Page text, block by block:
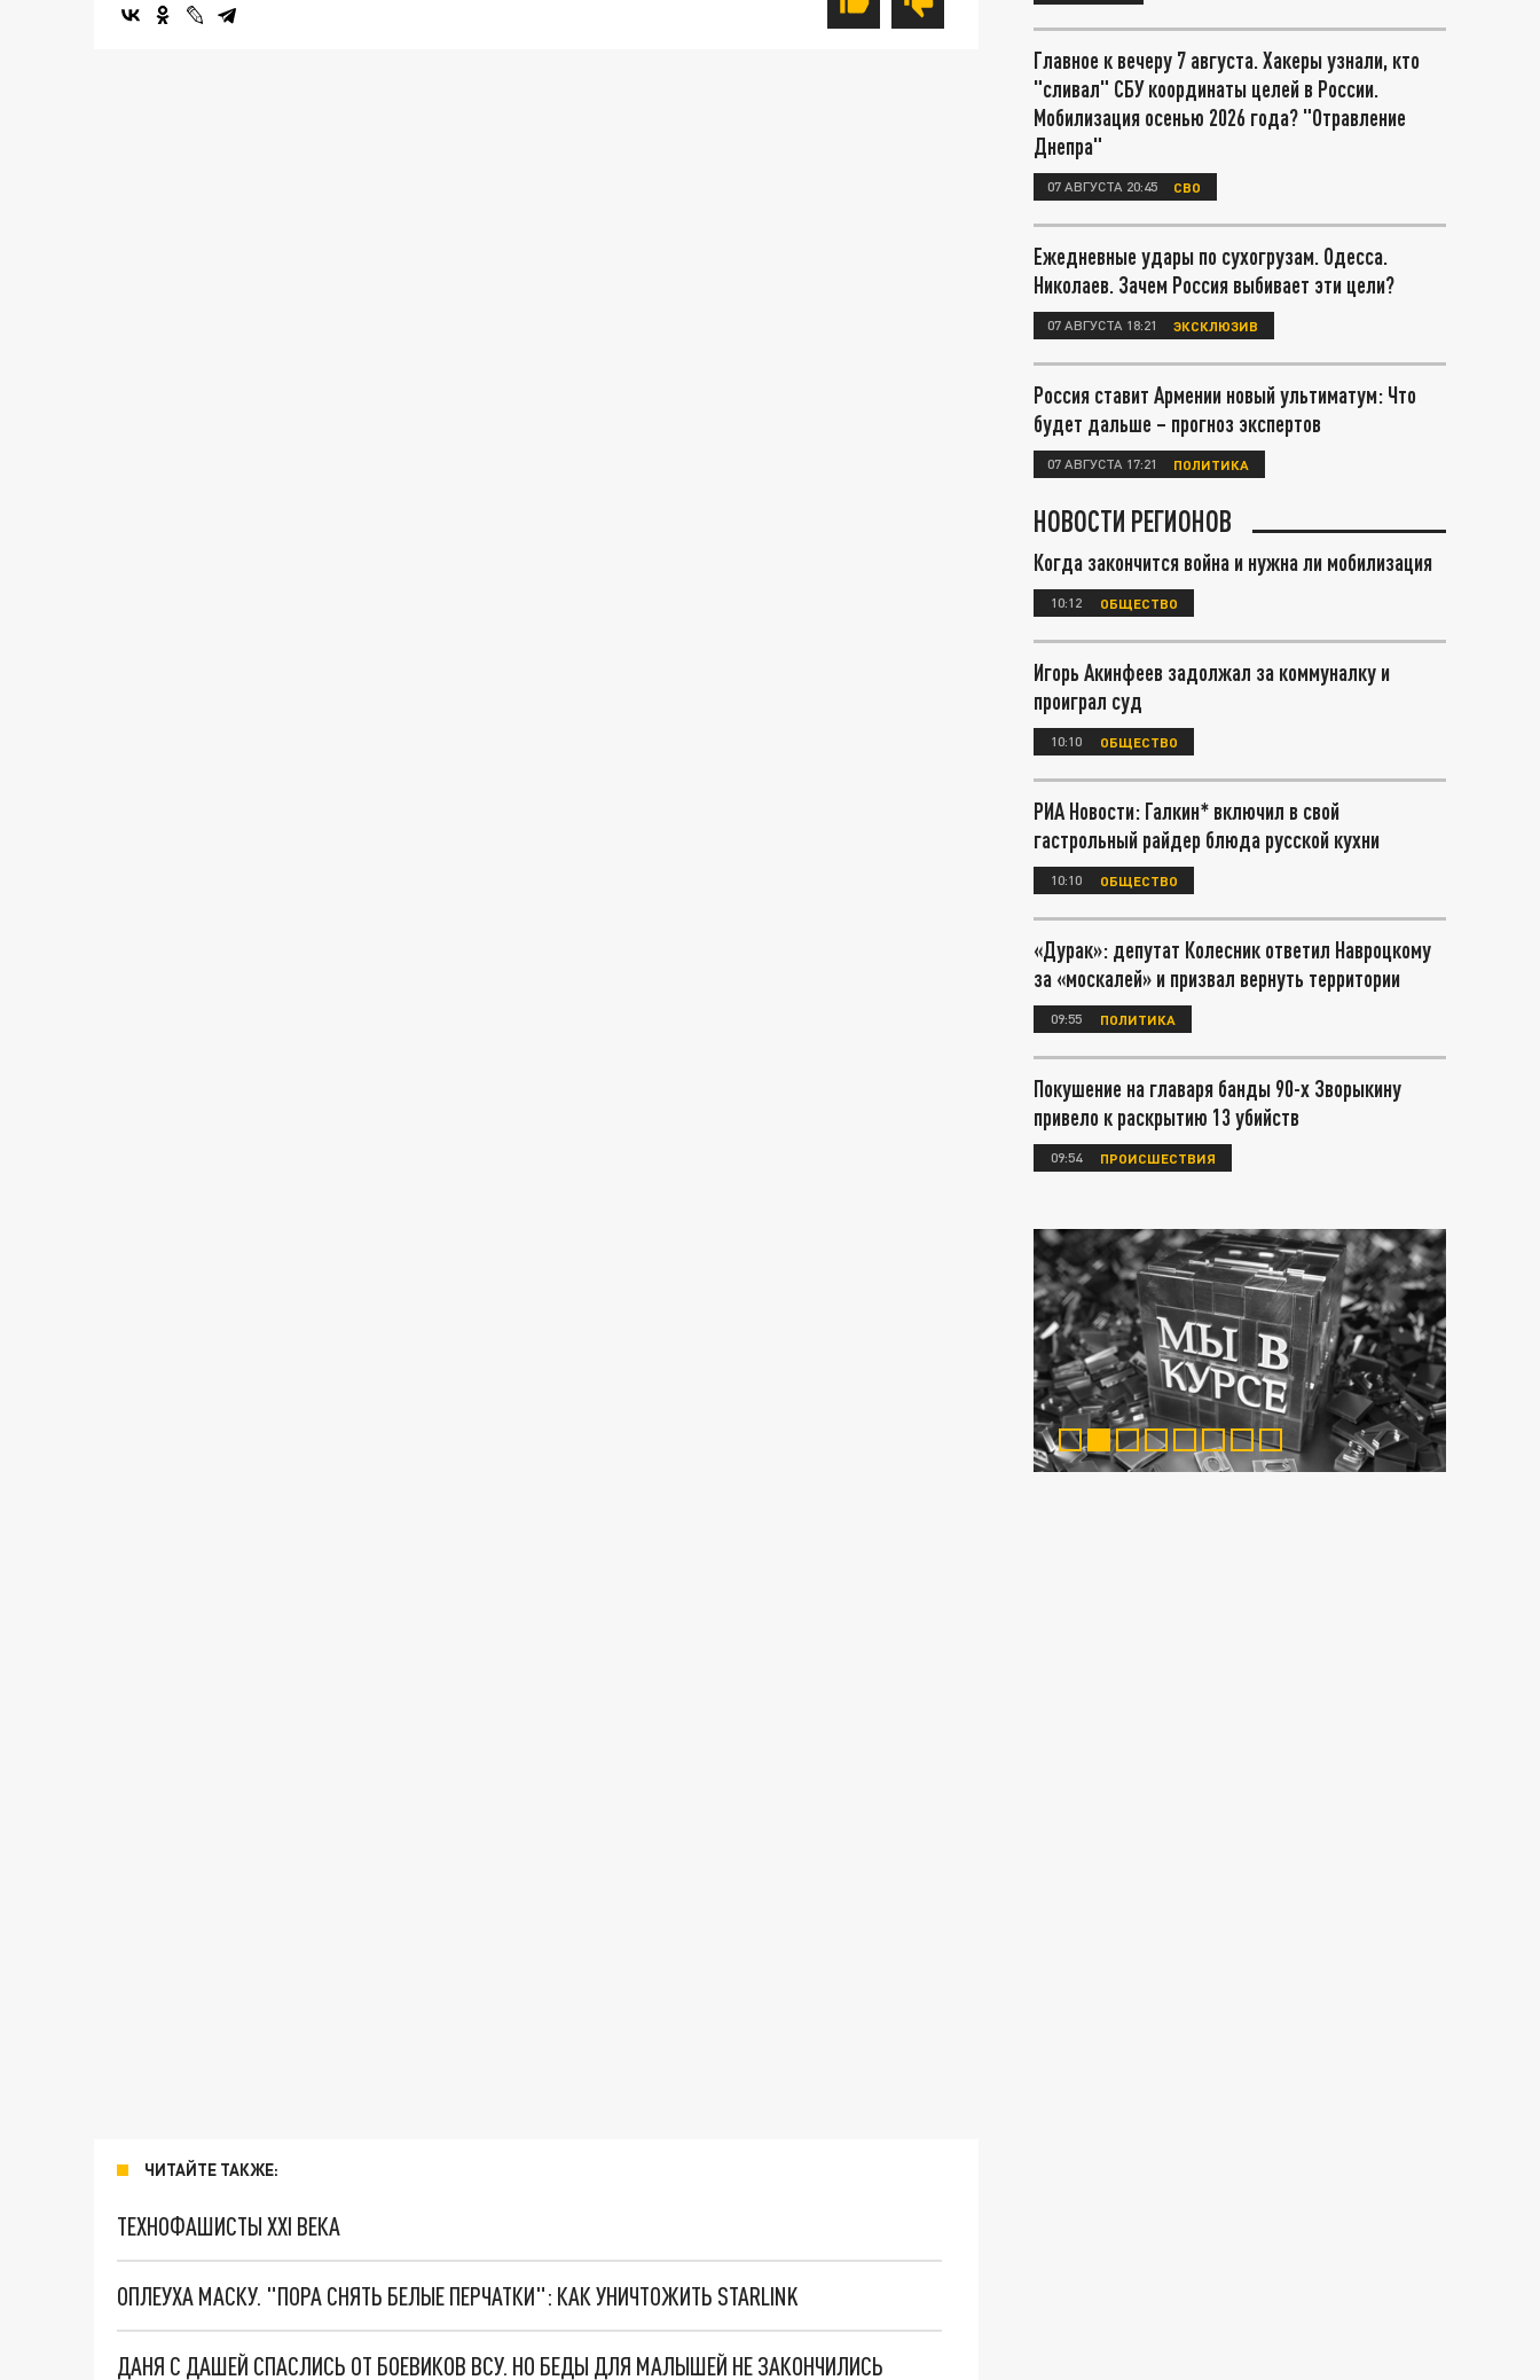
ЧИТАЙТЕ ТАКЖЕ:
ТЕХНОФАШИСТЫ XXI ВЕКА
ОПЛЕУХА МАСКУ. "ПОРА СНЯТЬ БЕЛЫЕ ПЕРЧАТКИ": КАК УНИЧТОЖИТЬ STARLINK
ДАНЯ С ДАШЕЙ СПАСЛИСЬ ОТ БОЕВИКОВ ВСУ. НО БЕДЫ ДЛЯ МАЛЫШЕЙ НЕ ЗАКОНЧИЛИСЬ
Главное к вечеру 7 августа. Хакеры узнали, кто
"сливал" СБУ координаты целей в России.
Мобилизация осенью 2026 года? "Отравление
Днепра"
07 АВГУСТА 20:45 СВО
Ежедневные удары по сухогрузам. Одесса.
Николаев. Зачем Россия выбивает эти цели?
07 АВГУСТА 18:21 ЭКСКЛЮЗИВ
Россия ставит Армении новый ультиматум: Что
будет дальше – прогноз экспертов
07 АВГУСТА 17:21 ПОЛИТИКА
НОВОСТИ РЕГИОНОВ
Когда закончится война и нужна ли мобилизация
10:12 ОБЩЕСТВО
Игорь Акинфеев задолжал за коммуналку и
проиграл суд
10:10 ОБЩЕСТВО
РИА Новости: Галкин* включил в свой
гастрольный райдер блюда русской кухни
10:10 ОБЩЕСТВО
«Дурак»: депутат Колесник ответил Навроцкому
за «москалей» и призвал вернуть территории
09:55 ПОЛИТИКА
Покушение на главаря банды 90-х Зворыкину
привело к раскрытию 13 убийств
09:54 ПРОИСШЕСТВИЯ